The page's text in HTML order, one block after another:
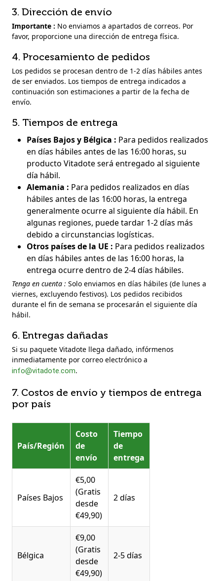
3. Dirección de envío
Importante : No enviamos a apartados de correos. Por
favor, proporcione una dirección de entrega física.
4. Procesamiento de pedidos
Los pedidos se procesan dentro de 1-2 días hábiles antes
de ser enviados. Los tiempos de entrega indicados a
continuación son estimaciones a partir de la fecha de
envío.
5. Tiempos de entrega
Países Bajos y Bélgica : Para pedidos realizados
en días hábiles antes de las 16:00 horas, su
producto Vitadote será entregado al siguiente
día hábil.
Alemania : Para pedidos realizados en días
hábiles antes de las 16:00 horas, la entrega
generalmente ocurre al siguiente día hábil. En
algunas regiones, puede tardar 1-2 días más
debido a circunstancias logísticas.
Otros países de la UE : Para pedidos realizados
en días hábiles antes de las 16:00 horas, la
entrega ocurre dentro de 2-4 días hábiles.
Tenga en cuenta : Solo enviamos en días hábiles (de lunes a
viernes, excluyendo festivos). Los pedidos recibidos
durante el fin de semana se procesarán el siguiente día
hábil.
6. Entregas dañadas
Si su paquete Vitadote llega dañado, infórmenos
inmediatamente por correo electrónico a
info@vitadote.com.
7. Costos de envío y tiempos de entrega
por país
País/Región
Costo
de
envío
Tiempo
de
entrega
Países Bajos
€5,00
(Gratis
desde
€49,90)
2 días
Bélgica
€9,00
(Gratis
desde
€49,90)
2-5 días